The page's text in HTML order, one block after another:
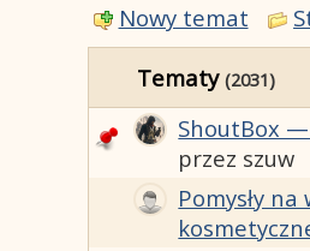
Nowy temat
Tematy(2031)
ShoutBox
przez szuw
Pomysły